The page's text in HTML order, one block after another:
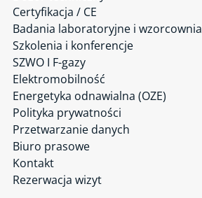
Certyfikacja / CE
Badania laboratoryjne i wzorcownia
Szkolenia i konferencje
SZWO I F-gazy
Elektromobilność
Energetyka odnawialna (OZE)
Polityka prywatności
Przetwarzanie danych
Biuro prasowe
Kontakt
Rezerwacja wizyt